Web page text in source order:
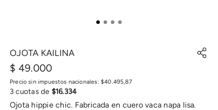
OJOTA KAILINA
$ 49.000
Precio sin impuestos nacionales: $40.495,87
3 cuotas de $16.334
Ojota hippie chic. Fabricada en cuero vaca napa lisa.